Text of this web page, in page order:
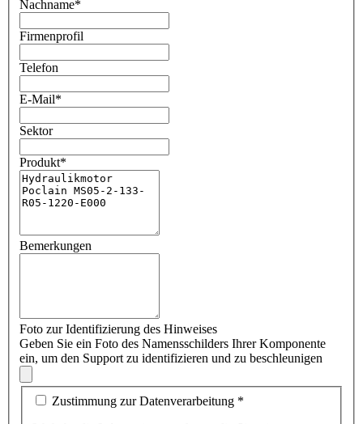
Nachname*
Firmenprofil
Telefon
E-Mail*
Sektor
Produkt*
Bemerkungen
Foto zur Identifizierung des Hinweises
Geben Sie ein Foto des Namensschilders Ihrer Komponente
ein, um den Support zu identifizieren und zu beschleunigen
Zustimmung zur Datenverarbeitung *